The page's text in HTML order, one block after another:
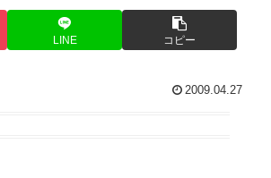
LINE コピー
2009.04.27